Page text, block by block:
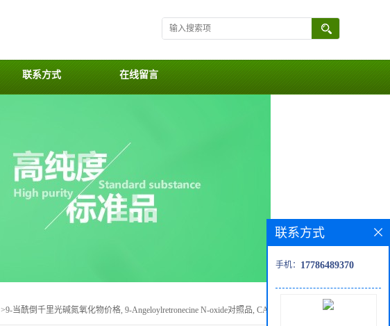
联系方式 在线留言
>9-当酰倒千里光碱氮氧化物价格, 9-Angeloylretronecine N-oxide对照品, CAS号:27773-86-0
联系方式
手机： 17786489370